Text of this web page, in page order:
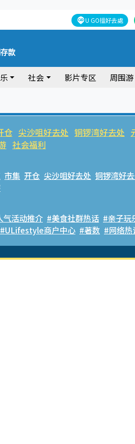
U GO搵好去處
款
社会 影片专区 周围游
仓 尖沙咀好去处 铜锣湾好去处
社会福利
市集 开仓 尖沙咀好去处 铜锣湾好
气活动推介 #美食社群热话 #亲子玩
#ULifestyle商户中心 #著数 #网络热